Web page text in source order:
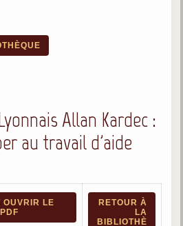
Allan Kardec :
au travail d'aide
OUVRIR LE
RETOUR À
LA
BIBLIOTHÈ